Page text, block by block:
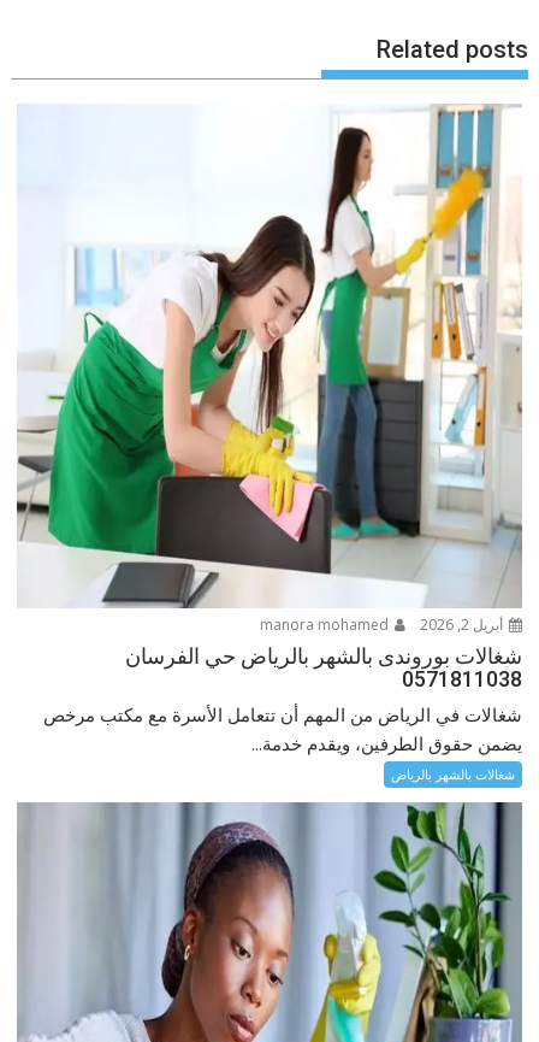
Related posts
أبريل 2, 2026
شغالات بوروندى بالشهر بالرياض حي الفرسان
0571811038
شغالات في الرياض من المهم أن تتعامل الأسرة مع مكتب مرخص
يضمن حقوق الطرفين، ويقدم خدمة...
شغالات بالشهر بالرياض